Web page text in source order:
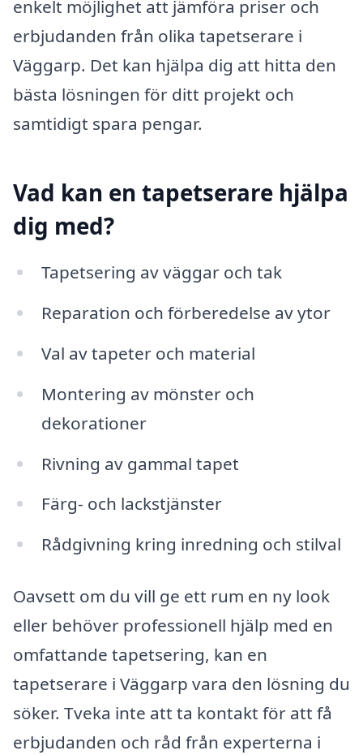
enkelt möjlighet att jämföra priser och
erbjudanden från olika tapetserare i
Väggarp. Det kan hjälpa dig att hitta den
bästa lösningen för ditt projekt och
samtidigt spara pengar.
Vad kan en tapetserare hjälpa
dig med?
Tapetsering av väggar och tak
Reparation och förberedelse av ytor
Val av tapeter och material
Montering av mönster och
dekorationer
Rivning av gammal tapet
Färg- och lackstjänster
Rådgivning kring inredning och stilval
Oavsett om du vill ge ett rum en ny look
eller behöver professionell hjälp med en
omfattande tapetsering, kan en
tapetserare i Väggarp vara den lösning du
söker. Tveka inte att ta kontakt för att få
erbjudanden och råd från experterna i